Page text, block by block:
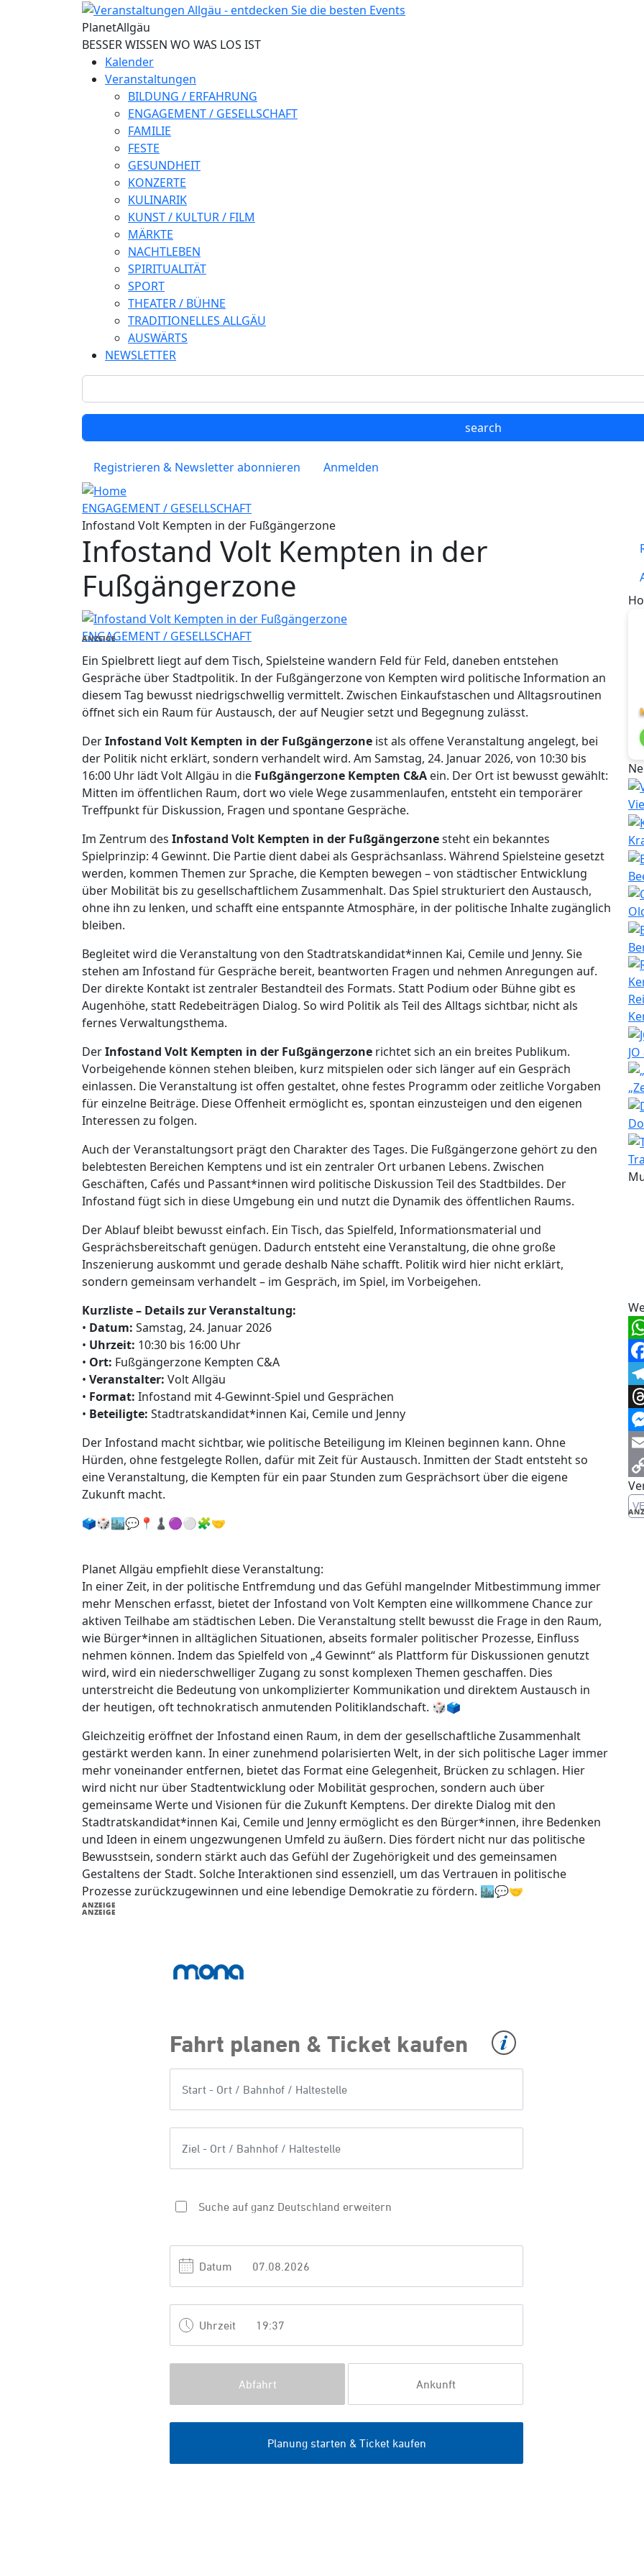
Direkt zum Inhalt
PlanetAllgäu
BESSER WISSEN WO WAS LOS IST
Kalender
Veranstaltungen
BILDUNG / ERFAHRUNG
ENGAGEMENT / GESELLSCHAFT
FAMILIE
FESTE
GESUNDHEIT
KONZERTE
KULINARIK
KUNST / KULTUR / FILM
MÄRKTE
NACHTLEBEN
SPIRITUALITÄT
SPORT
THEATER / BÜHNE
TRADITIONELLES ALLGÄU
AUSWÄRTS
NEWSLETTER
Registrieren & Newsletter abonnieren Anmelden
ENGAGEMENT / GESELLSCHAFT
Infostand Volt Kempten in der Fußgängerzone
Infostand Volt Kempten in der
Fußgängerzone
ENGAGEMENT / GESELLSCHAFT
ANZEIGE
Ein Spielbrett liegt auf dem Tisch, Spielsteine wandern Feld für Feld, daneben entstehen
Gespräche über Stadtpolitik. In der Fußgängerzone von Kempten wird politische Information an
diesem Tag bewusst niedrigschwellig vermittelt. Zwischen Einkaufstaschen und Alltagsroutinen
öffnet sich ein Raum für Austausch, der auf Neugier setzt und Begegnung zulässt.
DerInfostand Volt Kempten in der Fußgängerzone ist als offene Veranstaltung angelegt, bei
der Politik nicht erklärt, sondern verhandelt wird. Am Samstag, 24. Januar 2026, von 10:30 bis
16:00 Uhr lädt Volt Allgäu in die Fußgängerzone Kempten C&A ein. Der Ort ist bewusst gewählt:
Mitten im öffentlichen Raum, dort wo viele Wege zusammenlaufen, entsteht ein temporärer
Treffpunkt für Diskussion, Fragen und spontane Gespräche.
Im Zentrum des Infostand Volt Kempten in der Fußgängerzonesteht ein bekanntes
Spielprinzip: 4 Gewinnt. Die Partie dient dabei als Gesprächsanlass. Während Spielsteine gesetzt
werden, kommen Themen zur Sprache, die Kempten bewegen – von städtischer Entwicklung
über Mobilität bis zu gesellschaftlichem Zusammenhalt. Das Spiel strukturiert den Austausch,
ohne ihn zu lenken, und schafft eine entspannte Atmosphäre, in der politische Inhalte zugänglich
bleiben.
Begleitet wird die Veranstaltung von den Stadtratskandidat*innen Kai, Cemile und Jenny. Sie
stehen am Infostand für Gespräche bereit, beantworten Fragen und nehmen Anregungen auf.
Der direkte Kontakt ist zentraler Bestandteil des Formats. Statt Podium oder Bühne gibt es
Augenhöhe, statt Redebeiträgen Dialog. So wird Politik als Teil des Alltags sichtbar, nicht als
fernes Verwaltungsthema.
DerInfostand Volt Kempten in der Fußgängerzone richtet sich an ein breites Publikum.
Vorbeigehende können stehen bleiben, kurz mitspielen oder sich länger auf ein Gespräch
einlassen. Die Veranstaltung ist offen gestaltet, ohne festes Programm oder zeitliche Vorgaben
für einzelne Beiträge. Diese Offenheit ermöglicht es, spontan einzusteigen und den eigenen
Interessen zu folgen.
Auch der Veranstaltungsort prägt den Charakter des Tages. Die Fußgängerzone gehört zu den
belebtesten Bereichen Kemptens und ist ein zentraler Ort urbanen Lebens. Zwischen
Geschäften, Cafés und Passant*innen wird politische Diskussion Teil des Stadtbildes. Der
Infostand fügt sich in diese Umgebung ein und nutzt die Dynamik des öffentlichen Raums.
Der Ablauf bleibt bewusst einfach. Ein Tisch, das Spielfeld, Informationsmaterial und
Gesprächsbereitschaft genügen. Dadurch entsteht eine Veranstaltung, die ohne große
Inszenierung auskommt und gerade deshalb Nähe schafft. Politik wird hier nicht erklärt,
sondern gemeinsam verhandelt – im Gespräch, im Spiel, im Vorbeigehen.
Kurzliste – Details zur Veranstaltung:
• Datum: Samstag, 24. Januar 2026
• Uhrzeit: 10:30 bis 16:00 Uhr
• Ort: Fußgängerzone Kempten C&A
• Veranstalter: Volt Allgäu
• Format: Infostand mit 4-Gewinnt-Spiel und Gesprächen
• Beteiligte: Stadtratskandidat*innen Kai, Cemile und Jenny
Der Infostand macht sichtbar, wie politische Beteiligung im Kleinen beginnen kann. Ohne
Hürden, ohne festgelegte Rollen, dafür mit Zeit für Austausch. Inmitten der Stadt entsteht so
eine Veranstaltung, die Kempten für ein paar Stunden zum Gesprächsort über die eigene
Zukunft macht.
🗳️🎲🏙️💬📍♟️🟣⚪🧩🤝
Planet Allgäu empfiehlt diese Veranstaltung:
In einer Zeit, in der politische Entfremdung und das Gefühl mangelnder Mitbestimmung immer
mehr Menschen erfasst, bietet der Infostand von Volt Kempten eine willkommene Chance zur
aktiven Teilhabe am städtischen Leben. Die Veranstaltung stellt bewusst die Frage in den Raum,
wie Bürger*innen in alltäglichen Situationen, abseits formaler politischer Prozesse, Einfluss
nehmen können. Indem das Spielfeld von „4 Gewinnt“ als Plattform für Diskussionen genutzt
wird, wird ein niederschwelliger Zugang zu sonst komplexen Themen geschaffen. Dies
unterstreicht die Bedeutung von unkomplizierter Kommunikation und direktem Austausch in
der heutigen, oft technokratisch anmutenden Politiklandschaft. 🎲🗳️
Gleichzeitig eröffnet der Infostand einen Raum, in dem der gesellschaftliche Zusammenhalt
gestärkt werden kann. In einer zunehmend polarisierten Welt, in der sich politische Lager immer
mehr voneinander entfernen, bietet das Format eine Gelegenheit, Brücken zu schlagen. Hier
wird nicht nur über Stadtentwicklung oder Mobilität gesprochen, sondern auch über
gemeinsame Werte und Visionen für die Zukunft Kemptens. Der direkte Dialog mit den
Stadtratskandidat*innen Kai, Cemile und Jenny ermöglicht es den Bürger*innen, ihre Bedenken
und Ideen in einem ungezwungenen Umfeld zu äußern. Dies fördert nicht nur das politische
Bewusstsein, sondern stärkt auch das Gefühl der Zugehörigkeit und des gemeinsamen
Gestaltens der Stadt. Solche Interaktionen sind essenziell, um das Vertrauen in politische
Prozesse zurückzugewinnen und eine lebendige Demokratie zu fördern. 🏙️💬🤝
ANZEIGE
ANZEIGE